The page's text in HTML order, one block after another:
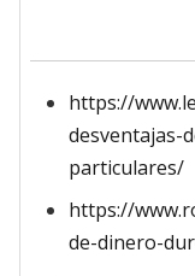
https://
desventajas-
particulares/
https://
de-dinero-